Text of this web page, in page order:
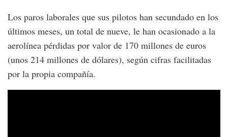
Los paros laborales que sus pilotos han secundado en los
últimos meses, un total de nueve, le han ocasionado a la
aerolínea pérdidas por valor de 170 millones de euros
(unos 214 millones de dólares), según cifras facilitadas
por la propia compañía.